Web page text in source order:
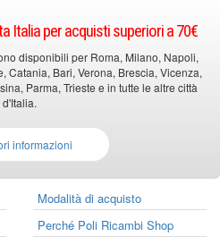
Italia per acquisti superiori a 70€
disponibili per Roma, Milano, Napoli,
Catania, Bari, Verona, Brescia, Vicenza,
Parma, Trieste e in tutte le altre città
d'Italia.
informazioni
Modalità di acquisto
Perché Poli Ricambi Shop